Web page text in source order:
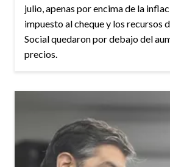
julio, apenas por encima de la
impuesto al cheque y los recursos
Social quedaron por debajo del
precios.